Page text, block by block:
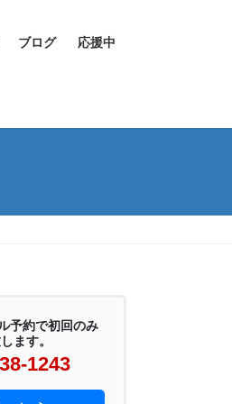
ブログ 応援中
予約で初回のみ
ます。
1243